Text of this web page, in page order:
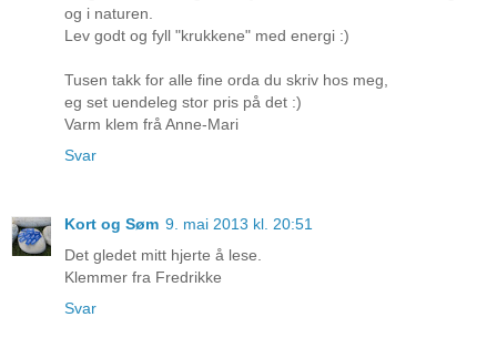
og i naturen.
Lev godt og fyll "krukkene" med energi :)
Tusen takk for alle fine orda du skriv hos meg,
eg set uendeleg stor pris på det :)
Varm klem frå Anne-Mari
Svar
Kort og Søm 9. mai 2013 kl. 20:51
Det gledet mitt hjerte å lese.
Klemmer fra Fredrikke
Svar